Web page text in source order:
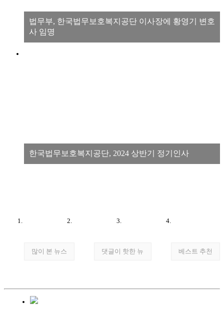
법무부, 한국법무보호복지공단 이사장에 황영기 변호
사 임명
한국법무보호복지공단, 2024 상반기 정기인사
많이 본 뉴스 댓글이 핫한 뉴 베스트 추천